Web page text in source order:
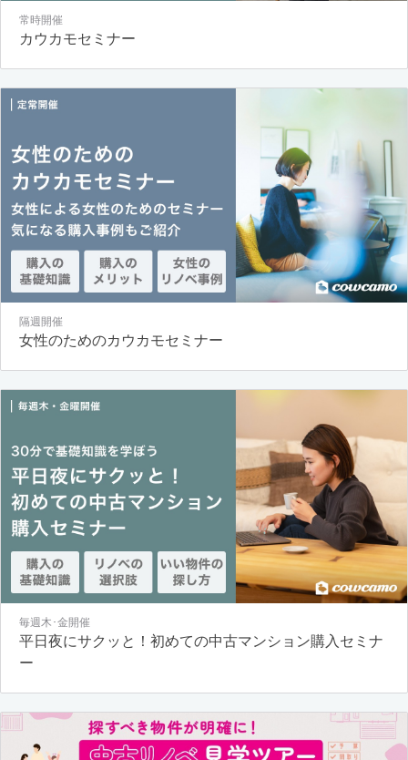
常時開催
カウカモセミナー
隔週開催
女性のためのカウカモセミナー
毎週木･金開催
平日夜にサクッと！初めての中古マンション購入セミナ
ー